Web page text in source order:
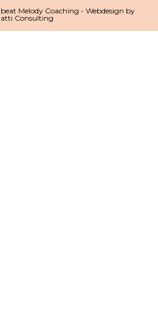
Melody Coaching - Webdesign by
Consulting